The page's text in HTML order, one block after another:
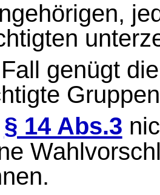
genügt
§ 14 Abs.3